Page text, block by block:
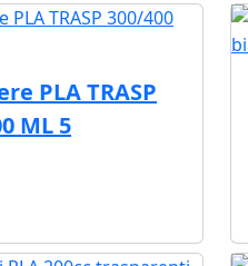
PLA TRASP
ML 5